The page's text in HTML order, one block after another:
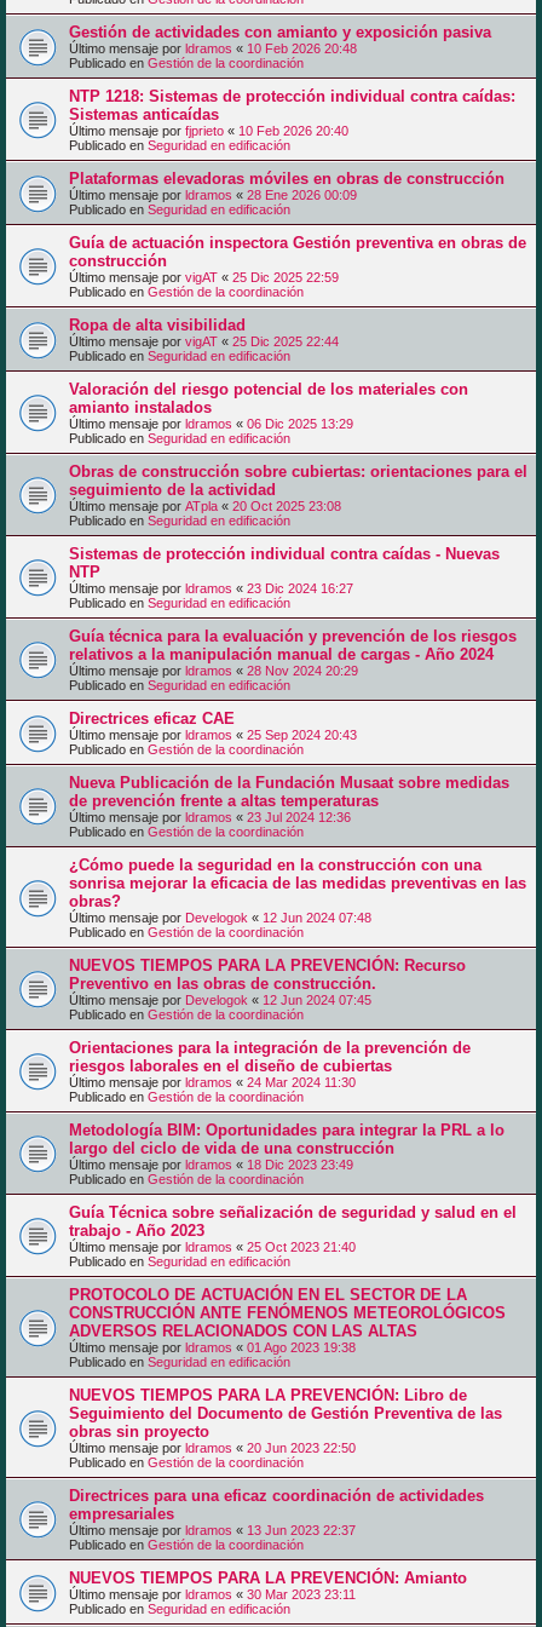
Gestión de actividades con amianto y exposición pasiva
Último mensaje por ldramos « 10 Feb 2026 20:48
Publicado en Gestión de la coordinación
NTP 1218: Sistemas de protección individual contra caídas:
Sistemas anticaídas
Último mensaje por fjprieto « 10 Feb 2026 20:40
Publicado en Seguridad en edificación
Plataformas elevadoras móviles en obras de construcción
Último mensaje por ldramos « 28 Ene 2026 00:09
Publicado en Seguridad en edificación
Guía de actuación inspectora Gestión preventiva en obras de
construcción
Último mensaje por vigAT « 25 Dic 2025 22:59
Publicado en Gestión de la coordinación
Ropa de alta visibilidad
Último mensaje por vigAT « 25 Dic 2025 22:44
Publicado en Seguridad en edificación
Valoración del riesgo potencial de los materiales con
amianto instalados
Último mensaje por ldramos « 06 Dic 2025 13:29
Publicado en Seguridad en edificación
Obras de construcción sobre cubiertas: orientaciones para el
seguimiento de la actividad
Último mensaje por ATpla « 20 Oct 2025 23:08
Publicado en Seguridad en edificación
Sistemas de protección individual contra caídas - Nuevas
NTP
Último mensaje por ldramos « 23 Dic 2024 16:27
Publicado en Seguridad en edificación
Guía técnica para la evaluación y prevención de los riesgos
relativos a la manipulación manual de cargas - Año 2024
Último mensaje por ldramos « 28 Nov 2024 20:29
Publicado en Seguridad en edificación
Directrices eficaz CAE
Último mensaje por ldramos « 25 Sep 2024 20:43
Publicado en Gestión de la coordinación
Nueva Publicación de la Fundación Musaat sobre medidas
de prevención frente a altas temperaturas
Último mensaje por ldramos « 23 Jul 2024 12:36
Publicado en Gestión de la coordinación
¿Cómo puede la seguridad en la construcción con una
sonrisa mejorar la eficacia de las medidas preventivas en las
obras?
Último mensaje por Develogok « 12 Jun 2024 07:48
Publicado en Gestión de la coordinación
NUEVOS TIEMPOS PARA LA PREVENCIÓN: Recurso
Preventivo en las obras de construcción.
Último mensaje por Develogok « 12 Jun 2024 07:45
Publicado en Gestión de la coordinación
Orientaciones para la integración de la prevención de
riesgos laborales en el diseño de cubiertas
Último mensaje por ldramos « 24 Mar 2024 11:30
Publicado en Gestión de la coordinación
Metodología BIM: Oportunidades para integrar la PRL a lo
largo del ciclo de vida de una construcción
Último mensaje por ldramos « 18 Dic 2023 23:49
Publicado en Gestión de la coordinación
Guía Técnica sobre señalización de seguridad y salud en el
trabajo - Año 2023
Último mensaje por ldramos « 25 Oct 2023 21:40
Publicado en Seguridad en edificación
PROTOCOLO DE ACTUACIÓN EN EL SECTOR DE LA
CONSTRUCCIÓN ANTE FENÓMENOS METEOROLÓGICOS
ADVERSOS RELACIONADOS CON LAS ALTAS
Último mensaje por ldramos « 01 Ago 2023 19:38
Publicado en Seguridad en edificación
NUEVOS TIEMPOS PARA LA PREVENCIÓN: Libro de
Seguimiento del Documento de Gestión Preventiva de las
obras sin proyecto
Último mensaje por ldramos « 20 Jun 2023 22:50
Publicado en Gestión de la coordinación
Directrices para una eficaz coordinación de actividades
empresariales
Último mensaje por ldramos « 13 Jun 2023 22:37
Publicado en Gestión de la coordinación
NUEVOS TIEMPOS PARA LA PREVENCIÓN: Amianto
Último mensaje por ldramos « 30 Mar 2023 23:11
Publicado en Seguridad en edificación